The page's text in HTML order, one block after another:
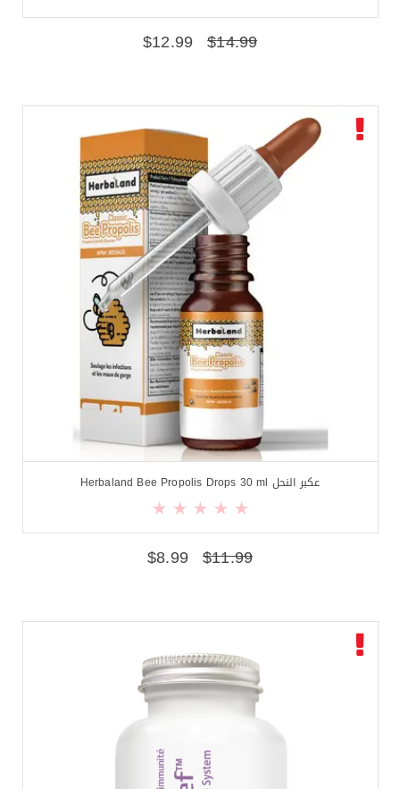
$14.99
$12.99
عكبر النحل Herbaland Bee Propolis Drops 30 ml
$11.99
$8.99